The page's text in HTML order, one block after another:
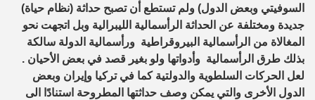
السوفيتي وبعض الدول) ولم تستطع أن تصبح حداثة (نظام حياة)
جديدة ومختلفة عن الحداثة الرأسمالية الليبرالية وبل اتجهت نحو
المغالاة من الرأسمالية البيروقراطية ورأسمالية الدولة سالكة
بذلك طرق الرأسمالية وأدواتها ولو بغير قصد في بعض الأحيان .
لعل الحركات السلطوية والدولتية كما في تركيا وإيران وبعض
الدول الأخرى والتي يمكن وصف حداثتها المطروحة استنادًا الى